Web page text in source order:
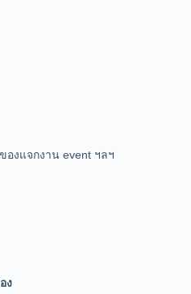
งแจกงาน event ฯลฯ
ง